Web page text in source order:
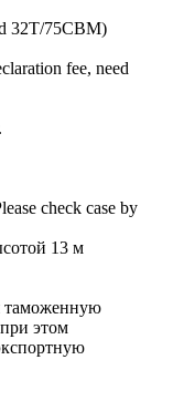
32T/75CBM)
fee, need
check case by
13 м
таможенную
этом